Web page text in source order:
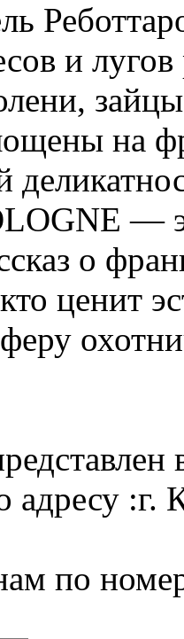
и
на
—
о
ценит
:г.
по